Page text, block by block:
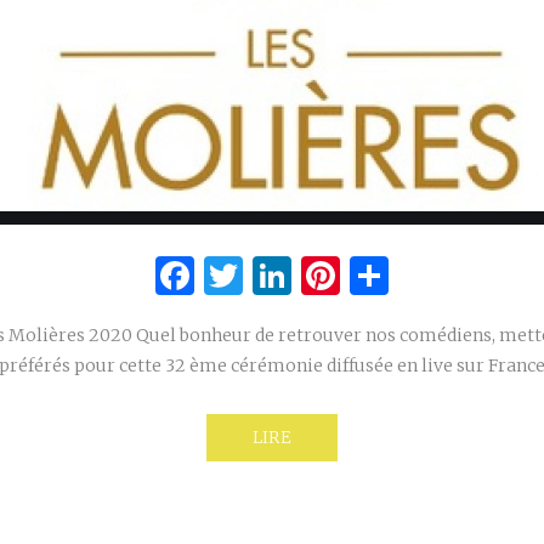
Facebook
Twitter
LinkedIn
Pinterest
Molières 2020 Quel bonheur de retrouver nos comédiens,
pour cette 32 ème cérémonie diffusée en live sur
LIRE